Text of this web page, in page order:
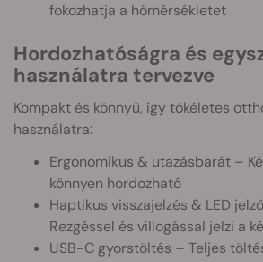
fokozhatja a hőmérsékletet
Hordozhatóságra és
használatra tervezve
Kompakt és könnyű, így tökéletes
használatra:
Ergonomikus & utazásbarát –
könnyen hordozható
Haptikus visszajelzés & LED
Rezgéssel és villogással jelzi a
USB-C gyorstöltés – Teljes